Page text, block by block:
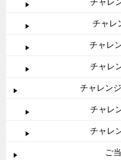
チャレ
チャレ
チャレ
チャレン
チャレ
チャレ
ご